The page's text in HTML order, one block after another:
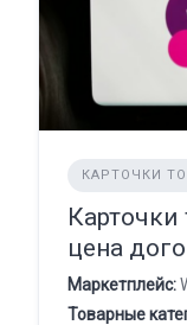
КАРТОЧКИ
Карточки
цена
Маркетплейс:
Товарные